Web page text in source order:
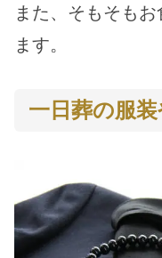
また、そもそも
ます。
一日葬の服